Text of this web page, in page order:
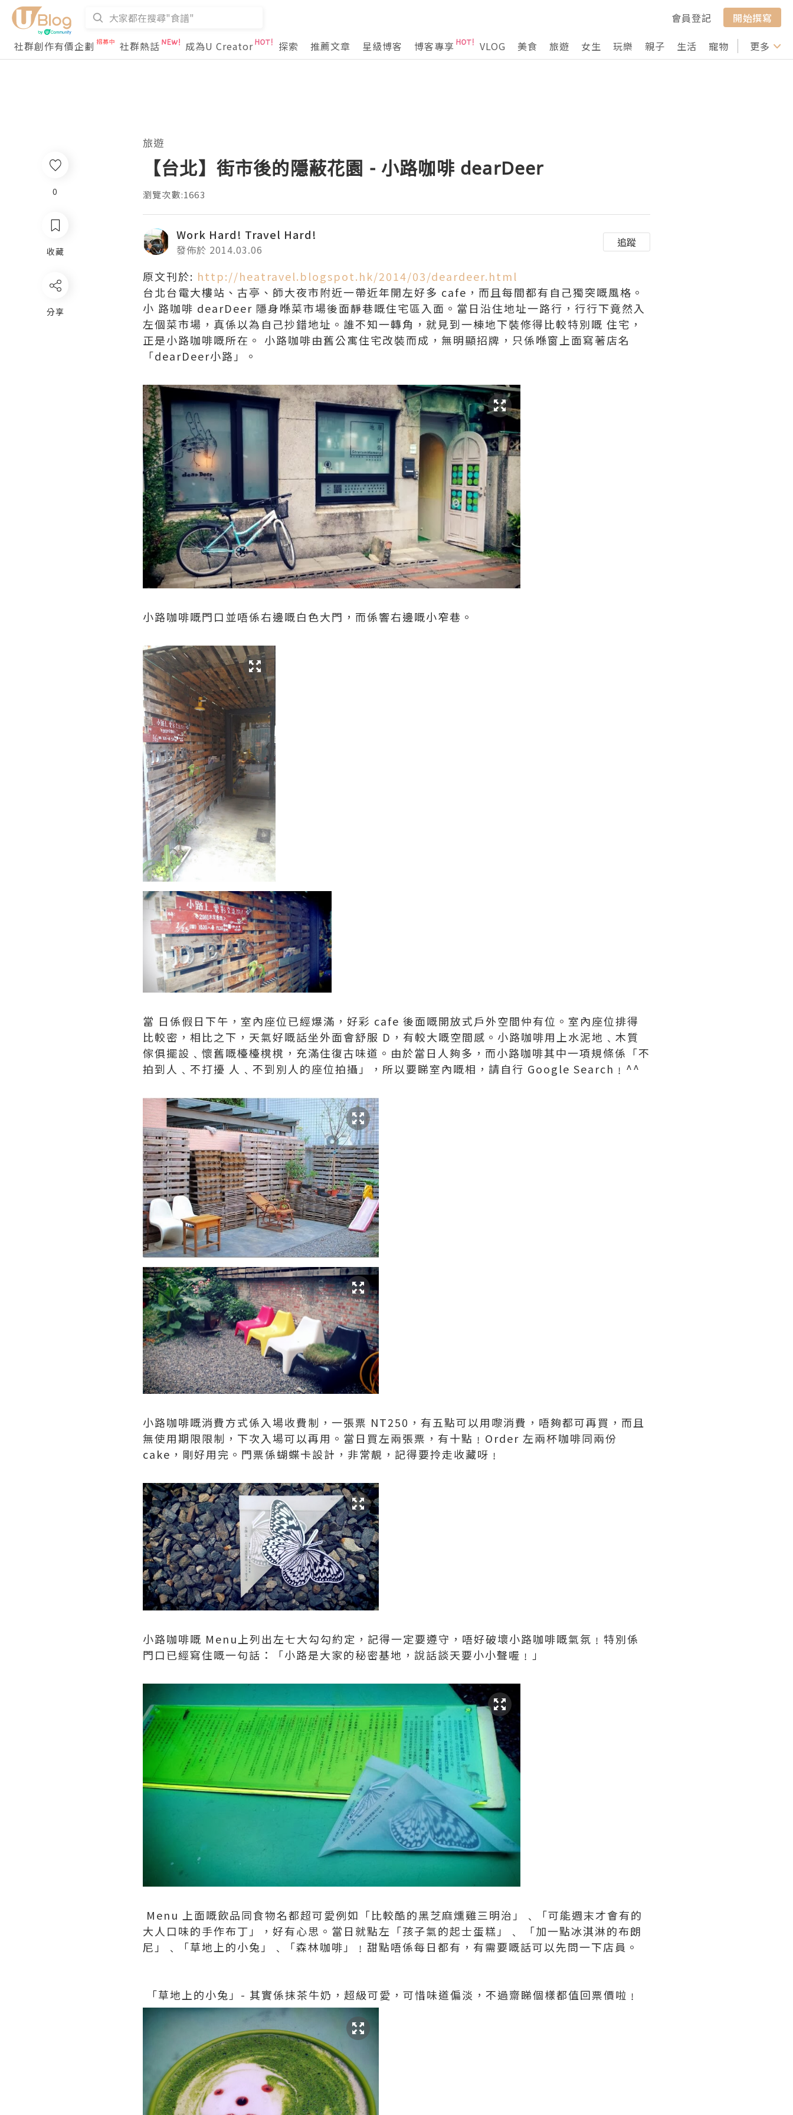
會員登記
開始撰寫
社群創作有價企劃
社群熱話 成為U Creator 探索 推薦文章 星級博客 博客專享 VLOG 美食 旅遊 女生 玩樂 親子 生活 寵物 行山 打卡
更多
0
收藏
分享
旅遊
【台北】街市後的隱蔽花園 - 小路咖啡 dearDeer
瀏覽次數:1663
Work Hard! Travel Hard!
發佈於 2014.03.06
追蹤
原文刊於: http://heatravel.blogspot.hk/2014/03/deardeer.html
台北台電大樓站、古亭、師大夜市附近一帶近年開左好多 cafe，而且每間都有自己獨突嘅風格。
小 路咖啡 dearDeer 隱身喺菜市場後面靜巷嘅住宅區入面。當日沿住地址一路行，行行下竟然入
左個菜市場，真係以為自己抄錯地址。誰不知一轉角，就見到一棟地下裝修得比較特別嘅 住宅，
正是小路咖啡嘅所在。 小路咖啡由舊公寓住宅改裝而成，無明顯招牌，只係喺窗上面寫著店名
「dearDeer小路」。
小路咖啡嘅門口並唔係右邊嘅白色大門，而係響右邊嘅小窄巷。
當 日係假日下午，室內座位已經爆滿，好彩 cafe 後面嘅開放式戶外空間仲有位。室內座位排得
比較密，相比之下，天氣好嘅話坐外面會舒服 D，有較大嘅空間感。小路咖啡用上水泥地﹑木質
傢俱擺設﹑懷舊嘅檯檯櫈櫈，充滿住復古味道。由於當日人夠多，而小路咖啡其中一項規條係「不
拍到人﹑不打擾 人﹑不到別人的座位拍攝」，所以要睇室內嘅相，請自行 Google Search﹗^^
小路咖啡嘅消費方式係入場收費制，一張票 NT250，有五點可以用嚟消費，唔夠都可再買，而且
無使用期限限制，下次入場可以再用。當日買左兩張票，有十點﹗Order 左兩杯咖啡同兩份
cake，剛好用完。門票係蝴蝶卡設計，非常靚，記得要拎走收藏呀﹗
小路咖啡嘅 Menu上列出左七大勾勾約定，記得一定要遵守，唔好破壞小路咖啡嘅氣氛﹗特別係
門口已經寫住嘅一句話：「小路是大家的秘密基地，說話談天要小小聲喔﹗」
Menu 上面嘅飲品同食物名都超可愛例如「比較酷的黑芝麻燻雞三明治」﹑「可能週末才會有的
大人口味的手作布丁」，好有心思。當日就點左「孩子氣的起士蛋糕」﹑ 「加一點冰淇淋的布朗
尼」﹑「草地上的小兔」﹑「森林咖啡」﹗甜點唔係每日都有，有需要嘅話可以先問一下店員。
「草地上的小兔」- 其實係抹茶牛奶，超級可愛，可惜味道偏淡，不過齋睇個樣都值回票價啦﹗